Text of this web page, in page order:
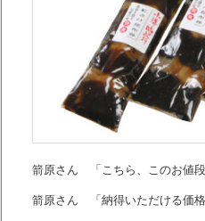
箭原さん 「こちら、このお値
箭原さん 「納得いただける価格